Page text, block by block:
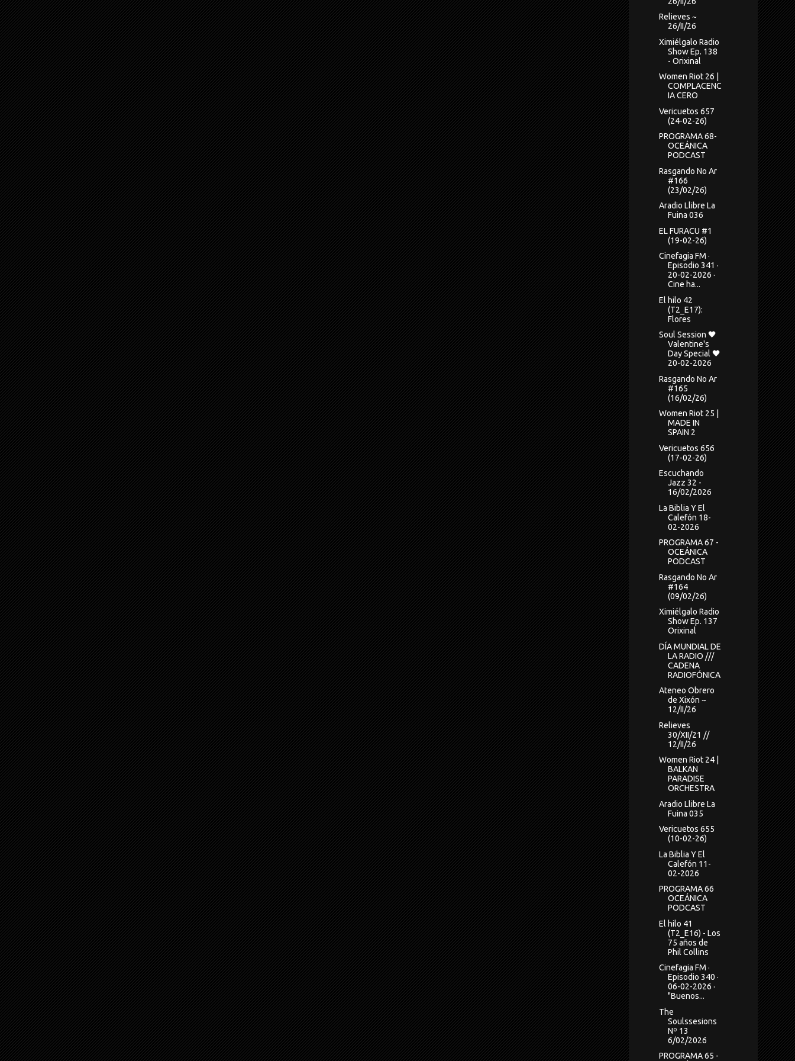
Relieves ~
26/II/26
Ximiélgalo Radio
Show Ep. 138
- Orixinal
Women Riot 26 |
COMPLACENC
IA CERO
Vericuetos 657
(24-02-26)
PROGRAMA 68-
OCEÁNICA
PODCAST
Rasgando No Ar
#166
(23/02/26)
Aradio Llibre La
Fuina 036
EL FURACU #1
(19-02-26)
Cinefagia FM ·
Episodio 341 ·
20-02-2026 ·
Cine ha...
El hilo 42
(T2_E17):
Flores
Soul Session 🖤
Valentine's
Day Special 🖤
20-02-2026
Rasgando No Ar
#165
(16/02/26)
Women Riot 25 |
MADE IN
SPAIN 2
Vericuetos 656
(17-02-26)
Escuchando
Jazz 32 -
16/02/2026
La Biblia Y El
Calefón 18-
02-2026
PROGRAMA 67 -
OCEÁNICA
PODCAST
Rasgando No Ar
#164
(09/02/26)
Ximiélgalo Radio
Show Ep. 137
Orixinal
DÍA MUNDIAL DE
LA RADIO ///
CADENA
RADIOFÓNICA
Ateneo Obrero
de Xixón ~
12/II/26
Relieves
30/XII/21 //
12/II/26
Women Riot 24 |
BALKAN
PARADISE
ORCHESTRA
Aradio Llibre La
Fuina 035
Vericuetos 655
(10-02-26)
La Biblia Y El
Calefón 11-
02-2026
PROGRAMA 66
OCEÁNICA
PODCAST
El hilo 41
(T2_E16) - Los
75 años de
Phil Collins
Cinefagia FM ·
Episodio 340 ·
06-02-2026 ·
"Buenos...
The
Soulssesions
Nº 13
6/02/2026
PROGRAMA 65 -